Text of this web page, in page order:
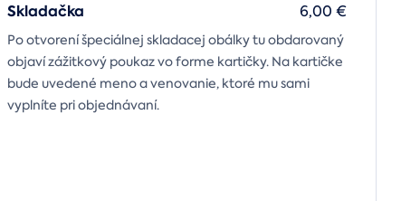
Skladačka
Po otvorení špeciálnej skladacej obálky tu obdarovaný
objaví zážitkový poukaz vo forme kartičky. Na kartičke
bude uvedené meno a venovanie, ktoré mu sami
vyplníte pri objednávaní.
6,00 €